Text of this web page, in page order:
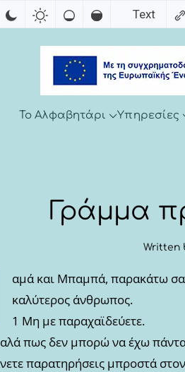
Text
Το Αλφαβητάρι Υπηρεσίες
Γράμμα
Written
αμά και Μπαμπά, παρακάτω
καλύτερος άνθρωπος.
1 Μη με παραχαϊδεύετε.
πως δεν μπορώ να έχω
παρατηρήσεις μπροστά